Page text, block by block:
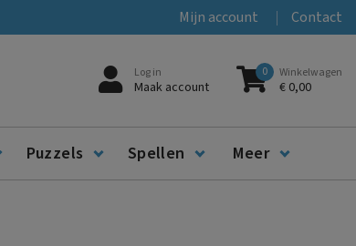
Mijn account Contact
Log in
Maak account
0 Winkelwagen
€ 0,00
Puzzels Spellen Meer